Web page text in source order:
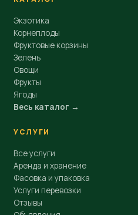
Экзотика
Корнеплоды
Фруктовые корзины
Зелень
Овощи
Фрукты
Ягоды
Весь каталог →
УСЛУГИ
Все услуги
Аренда и хранение
Фасовка и упаковка
Услуги перевозки
Отзывы